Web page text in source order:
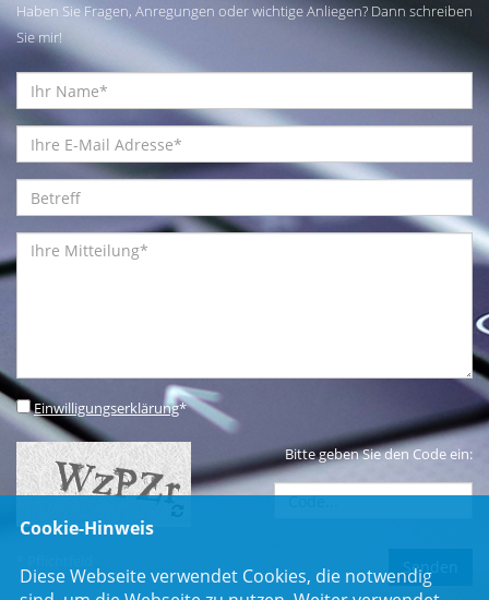
Haben Sie Fragen, Anregungen oder wichtige Anliegen? Dann schreiben
Sie mir!
Einwilligungserklärung*
Bitte geben Sie den Code ein:
Cookie-Hinweis
Diese Webseite verwendet Cookies, die notwendig